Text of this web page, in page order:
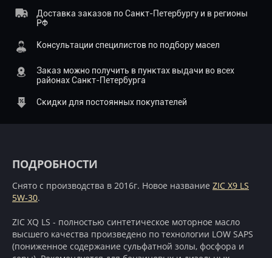
Доставка заказов по Санкт-Петербургу и в регионы
РФ
Консультации специлистов по подбору масел
Заказ можно получить в пунктах выдачи во всех
районах Санкт-Петербурга
Скидки для постоянных покупателей
ПОДРОБНОСТИ
Снято с производства в 2016г. Новое название ZIC X9 LS
5W-30.
ZIC XQ LS - полностью синтетическое моторное масло
высшего качества произведено по технологии LOW SAPS
(пониженное содержание сульфатной золы, фосфора и